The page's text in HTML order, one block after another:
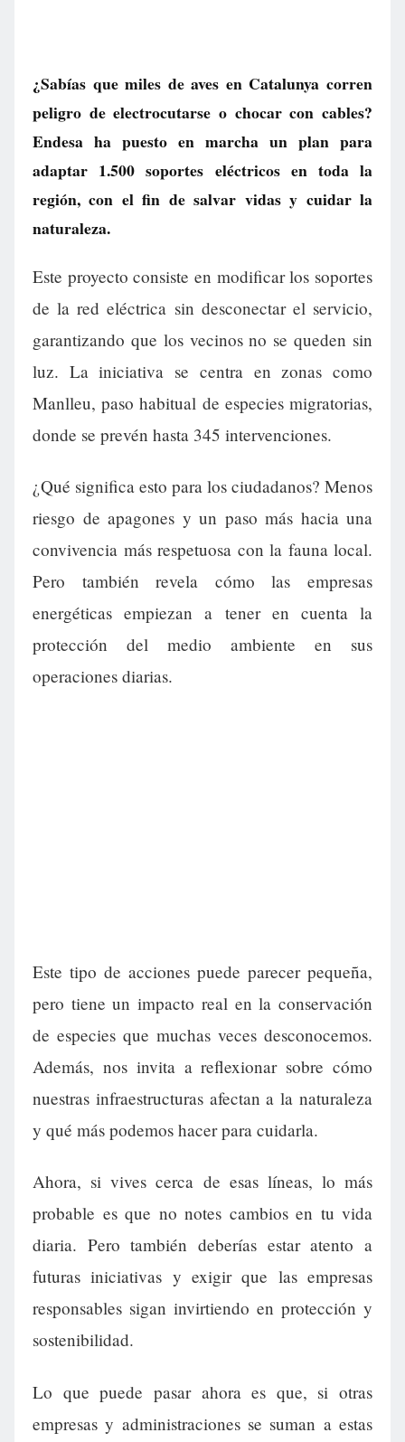
¿Sabías que miles de aves en Catalunya corren
peligro de electrocutarse o chocar con cables?
Endesa ha puesto en marcha un plan para
adaptar 1.500 soportes eléctricos en toda la
región, con el fin de salvar vidas y cuidar la
naturaleza.
Este proyecto consiste en modificar los soportes
de la red eléctrica sin desconectar el servicio,
garantizando que los vecinos no se queden sin
luz. La iniciativa se centra en zonas como
Manlleu, paso habitual de especies migratorias,
donde se prevén hasta 345 intervenciones.
¿Qué significa esto para los ciudadanos? Menos
riesgo de apagones y un paso más hacia una
convivencia más respetuosa con la fauna local.
Pero también revela cómo las empresas
energéticas empiezan a tener en cuenta la
protección del medio ambiente en sus
operaciones diarias.
Este tipo de acciones puede parecer pequeña,
pero tiene un impacto real en la conservación
de especies que muchas veces desconocemos.
Además, nos invita a reflexionar sobre cómo
nuestras infraestructuras afectan a la naturaleza
y qué más podemos hacer para cuidarla.
Ahora, si vives cerca de esas líneas, lo más
probable es que no notes cambios en tu vida
diaria. Pero también deberías estar atento a
futuras iniciativas y exigir que las empresas
responsables sigan invirtiendo en protección y
sostenibilidad.
Lo que puede pasar ahora es que, si otras
empresas y administraciones se suman a estas